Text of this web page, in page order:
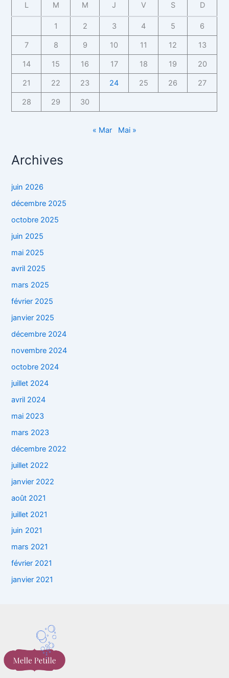
L M M J V S D
1 2 3 4 5 6
7 8 9 10 11 12 13
14 15 16 17 18 19 20
21 22 23 24 25 26 27
28 29 30
« Mar Mai »
Archives
juin 2026
décembre 2025
octobre 2025
juin 2025
mai 2025
avril 2025
mars 2025
février 2025
janvier 2025
décembre 2024
novembre 2024
octobre 2024
juillet 2024
avril 2024
mai 2023
mars 2023
décembre 2022
juillet 2022
janvier 2022
août 2021
juillet 2021
juin 2021
mars 2021
février 2021
janvier 2021